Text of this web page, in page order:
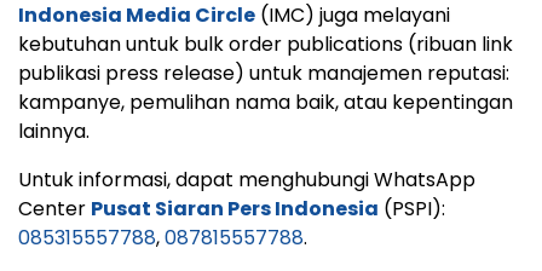
Indonesia Media Circle (IMC) juga melayani
kebutuhan untuk bulk order publications (ribuan link
publikasi press release) untuk manajemen reputasi:
kampanye, pemulihan nama baik, atau kepentingan
lainnya.
Untuk informasi, dapat menghubungi WhatsApp
Center Pusat Siaran Pers Indonesia (PSPI):
085315557788,087815557788.